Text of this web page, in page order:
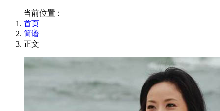
当前位置：
首页
简谱
正文